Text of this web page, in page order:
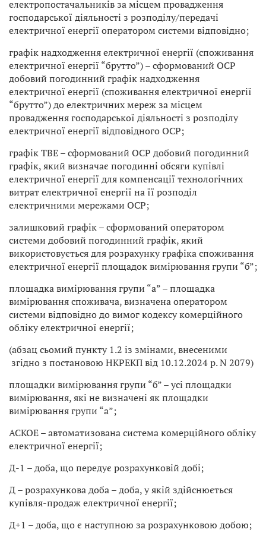
електропостачальників за місцем провадження
господарської діяльності з розподілу/передачі
електричної енергії оператором системи відповідно;
графік надходження електричної енергії (споживання
електричної енергії “брутто”) – сформований ОСР
добовий погодинний графік надходження
електричної енергії (споживання електричної енергії
“брутто”) до електричних мереж за місцем
провадження господарської діяльності з розподілу
електричної енергії відповідного ОСР;
графік ТВЕ – сформований ОСР добовий погодинний
графік, який визначає погодинні обсяги купівлі
електричної енергії для компенсації технологічних
витрат електричної енергії на її розподіл
електричними мережами ОСР;
залишковий графік – сформований оператором
системи добовий погодинний графік, який
використовується для розрахунку графіка споживання
електричної енергії площадок вимірювання групи “б”;
площадка вимірювання групи “а” – площадка
вимірювання споживача, визначена оператором
системи відповідно до вимог кодексу комерційного
обліку електричної енергії;
(абзац сьомий пункту 1.2 із змінами, внесеними
згідно з постановою НКРЕКП від 10.12.2024 р. N 2079)
площадки вимірювання групи “б” – усі площадки
вимірювання, які не визначені як площадки
вимірювання групи “а”;
АСКОЕ – автоматизована система комерційного обліку
електричної енергії;
Д-1 – доба, що передує розрахунковій добі;
Д – розрахункова доба – доба, у якій здійснюється
купівля-продаж електричної енергії;
Д+1 – доба, що є наступною за розрахунковою добою;